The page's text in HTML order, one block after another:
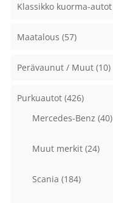
Klassikko kuorma-autot
Maatalous (57)
Perävaunut / Muut (10)
Purkuautot (426)
Mercedes-Benz (40)
Muut merkit (24)
Scania (184)